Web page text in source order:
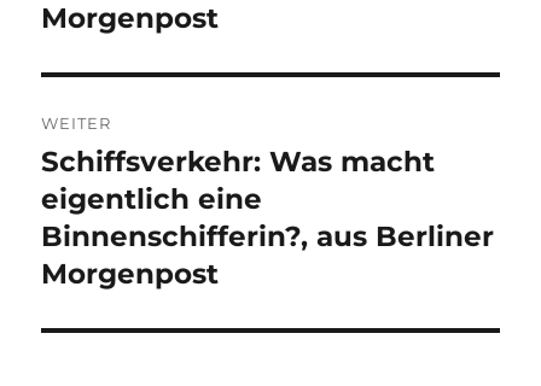
Morgenpost
WEITER
Nächster
Beitrag:
Schiffsverkehr: Was macht
eigentlich eine
Binnenschifferin?, aus Berliner
Morgenpost